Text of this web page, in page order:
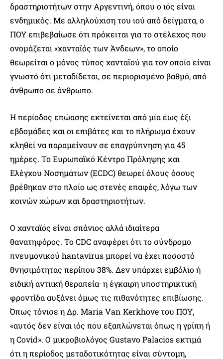
δραστηριοτήτων στην Αργεντινή, όπου ο ιός είναι
ενδημικός. Με αλληλούχιση του ιού από δείγματα, ο
ΠΟΥ επιβεβαίωσε ότι πρόκειται για το στέλεχος που
ονομάζεται «χανταϊός των Άνδεων», το οποίο
θεωρείται ο μόνος τύπος χανταϊού για τον οποίο είναι
γνωστό ότι μεταδίδεται, σε περιορισμένο βαθμό, από
άνθρωπο σε άνθρωπο.
Η περίοδος επώασης εκτείνεται από μία έως έξι
εβδομάδες και οι επιβάτες και το πλήρωμα έχουν
κληθεί να παραμείνουν σε επαγρύπνηση για 45
ημέρες. Το Ευρωπαϊκό Κέντρο Πρόληψης και
Ελέγχου Νοσημάτων (ECDC) θεωρεί όλους όσους
βρέθηκαν στο πλοίο ως στενές επαφές, λόγω των
κοινών χώρων και δραστηριοτήτων.
O χανταϊός είναι σπάνιος αλλά ιδιαίτερα
θανατηφόρος. Το CDC αναφέρει ότι το σύνδρομο
πνευμονικού hantavirus μπορεί να έχει ποσοστό
θνησιμότητας περίπου 38%. Δεν υπάρχει εμβόλιο ή
ειδική αντιική θεραπεία· η έγκαιρη υποστηρικτική
φροντίδα αυξάνει όμως τις πιθανότητες επιβίωσης.
Όπως τόνισε η Δρ. Maria Van Kerkhove του ΠΟΥ,
«αυτός δεν είναι ιός που εξαπλώνεται όπως η γρίπη ή
η Covid». Ο μικροβιολόγος Gustavo Palacios εκτιμά
ότι η περίοδος μεταδοτικότητας είναι σύντομη,